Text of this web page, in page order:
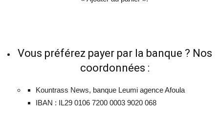
Vous préférez payer par la banque ? Nos
coordonnées :
Kountrass News, banque Leumi agence Afoula
IBAN : IL29 0106 7200 0003 9020 068